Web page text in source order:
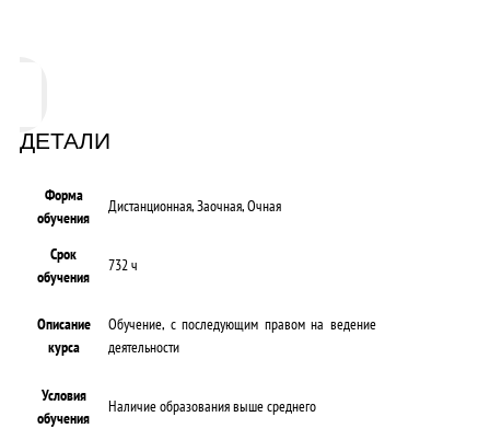
ДЕТАЛИ
Форма
обучения
Дистанционная, Заочная, Очная
Срок
обучения
732 ч
Описание
курса
Обучение, с последующим правом на ведение
деятельности
Условия
обучения
Наличие образования выше среднего